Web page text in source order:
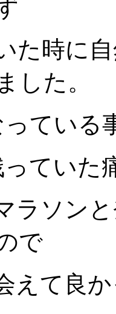
た時に
した。
ている
ていた
ラソン
で
えて良